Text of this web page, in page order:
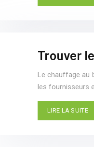
Trouver
Le chauffage au
les fournisseurs
LIRE LA SUITE